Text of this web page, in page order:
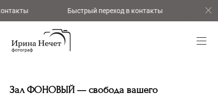
Быстрый переход в контакты
Зал ФОНОВЫЙ — свобода вашего